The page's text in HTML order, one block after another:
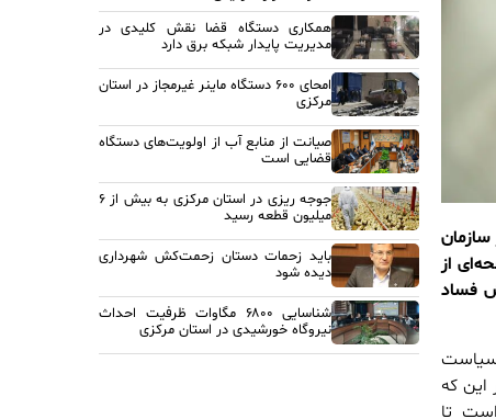
به من می‌داد. پرونده ۵۴ هزار صفحه‌ای از
فساد
که بازیچه سیاست
این که
است تا
همکاری دستگاه قضا نقش کلیدی در
مدیریت پایدار شبکه برق دارد
امحای ۶۰۰ دستگاه ماینر غیرمجاز در استان
مرکزی
صیانت از منابع آب از اولویت‌های دستگاه
قضایی است
جوجه ریزی در استان مرکزی به بیش از ۶
میلیون قطعه رسید
باید زحمات دستان زحمت‌کش شهرداری
دیده شود
شناسایی ۶۸۰۰ مگاوات ظرفیت احداث
نیروگاه خورشیدی در استان مرکزی